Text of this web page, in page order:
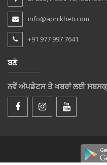
info@apnikheti.com
+91 977 997 7641
ਬਣੋ
ਨਵੇਂ ਅੱਪਡੇਟਸ ਤੇ ਖਬਰਾਂ ਲਈ